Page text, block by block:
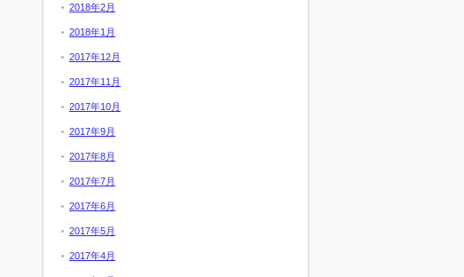
2018年2月
2018年1月
2017年12月
2017年11月
2017年10月
2017年9月
2017年8月
2017年7月
2017年6月
2017年5月
2017年4月